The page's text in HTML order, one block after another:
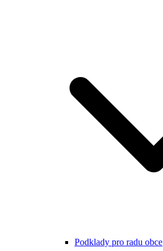
Podklady pro radu obce